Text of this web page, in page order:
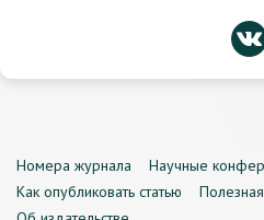
Номера журнала Научные
Как опубликовать статью